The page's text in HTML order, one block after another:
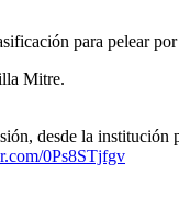
para pelear por
Mitre.
desde la institución
0Ps8STjfgv